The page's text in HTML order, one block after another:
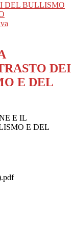
DEL BULLISMO
DEI
E DEL
E IL
E DEL